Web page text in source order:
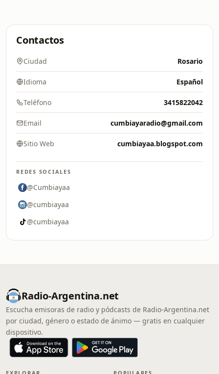
Contactos
Ciudad Rosario
Idioma Español
Teléfono 3415822042
Email cumbiayaradio@gmail.com
Sitio Web cumbiayaa.blogspot.com
REDES SOCIALES
@Cumbiayaa
@cumbiayaa
@cumbiayaa
Radio-Argentina.net
Escucha emisoras de radio y pódcasts de Radio-Argentina.net
por ciudad, género o estado de ánimo — gratis en cualquier
dispositivo.